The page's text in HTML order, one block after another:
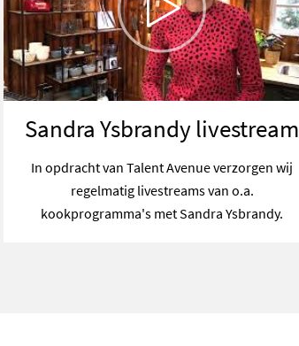
Sandra Ysbrandy livestream
In opdracht van Talent Avenue verzorgen wij
regelmatig livestreams van o.a.
kookprogramma's met Sandra Ysbrandy.